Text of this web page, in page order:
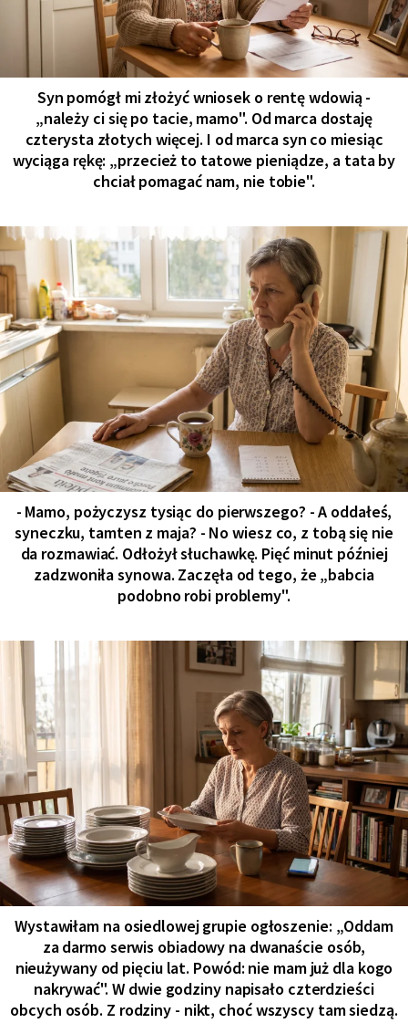
Syn pomógł mi złożyć wniosek o rentę wdowią -
„należy ci się po tacie, mamo". Od marca dostaję
czterysta złotych więcej. I od marca syn co miesiąc
wyciąga rękę: „przecież to tatowe pieniądze, a tata by
chciał pomagać nam, nie tobie".
- Mamo, pożyczysz tysiąc do pierwszego? - A oddałeś,
syneczku, tamten z maja? - No wiesz co, z tobą się nie
da rozmawiać. Odłożył słuchawkę. Pięć minut później
zadzwoniła synowa. Zaczęła od tego, że „babcia
podobno robi problemy".
Wystawiłam na osiedlowej grupie ogłoszenie: „Oddam
za darmo serwis obiadowy na dwanaście osób,
nieużywany od pięciu lat. Powód: nie mam już dla kogo
nakrywać". W dwie godziny napisało czterdzieści
obcych osób. Z rodziny - nikt, choć wszyscy tam siedzą.